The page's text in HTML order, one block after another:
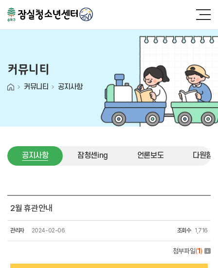
커뮤니티
커뮤니티 공지사항
공지사항 잠청센ing 언론보도 다원함
2월 휴관안내
관리자 2024-02-06 조회수 1,716
첨부파일(1)